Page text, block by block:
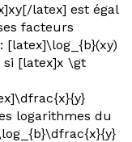
latex] est égal
facteurs
si [latex]x \gt
logarithmes du